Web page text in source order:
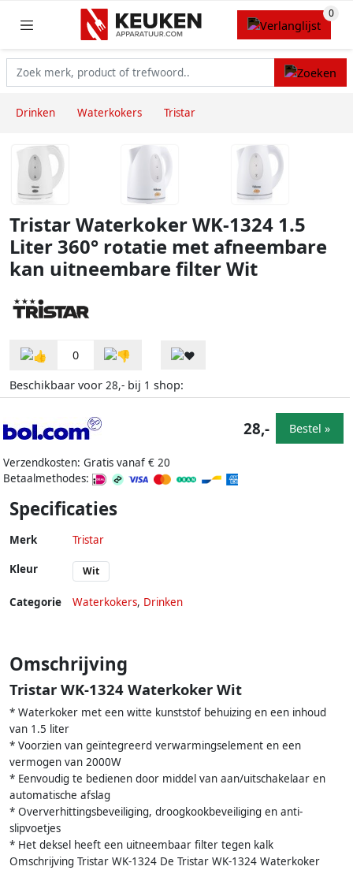
Drinken Waterkokers Tristar
Tristar Waterkoker WK-1324 1.5
Liter 360° rotatie met afneembare
kan uitneembare filter Wit
0
Beschikbaar voor 28,- bij 1 shop:
Verzendkosten: Gratis vanaf € 20
Betaalmethodes:
28,- Bestel »
Specificaties
Merk Tristar
Kleur Wit
Categorie Waterkokers, Drinken
Omschrijving
Tristar WK-1324 Waterkoker Wit
* Waterkoker met een witte kunststof behuizing en een inhoud
van 1.5 liter
* Voorzien van geïntegreerd verwarmingselement en een
vermogen van 2000W
* Eenvoudig te bedienen door middel van aan/uitschakelaar en
automatische afslag
* Oververhittingsbeveiliging, droogkookbeveiliging en anti-
slipvoetjes
* Het deksel heeft een uitneembaar filter tegen kalk
Omschrijving Tristar WK-1324 De Tristar WK-1324 Waterkoker